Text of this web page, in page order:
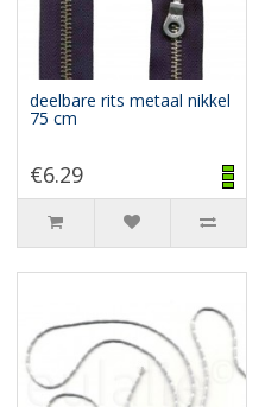
deelbare rits metaal nikkel
75 cm
€6.29